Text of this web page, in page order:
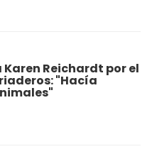
Reichardt por el
"Hacía